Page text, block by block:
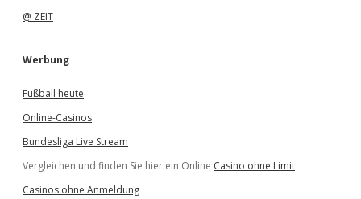
@ ZEIT
Werbung
Fußball heute
Online-Casinos
Bundesliga Live Stream
Vergleichen und finden Sie hier ein Online Casino ohne Limit
Casinos ohne Anmeldung